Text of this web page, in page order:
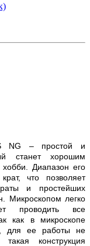
NG – простой и
станет хорошим
Диапазон его
что позволяет
и простейших
Микроскопом легко
проводить все
как в микроскопе
для ее работы не
конструкция